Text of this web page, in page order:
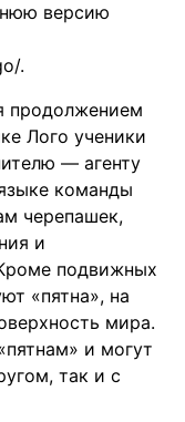
версию
.
продолжением
Лого ученики
— агенту
команды
черепашек,
и
подвижных
«пятна», на
мира.
и могут
так и с